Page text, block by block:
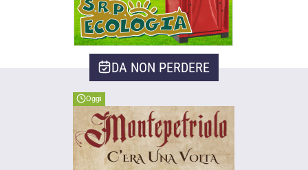
DA NON PERDERE
Oggi